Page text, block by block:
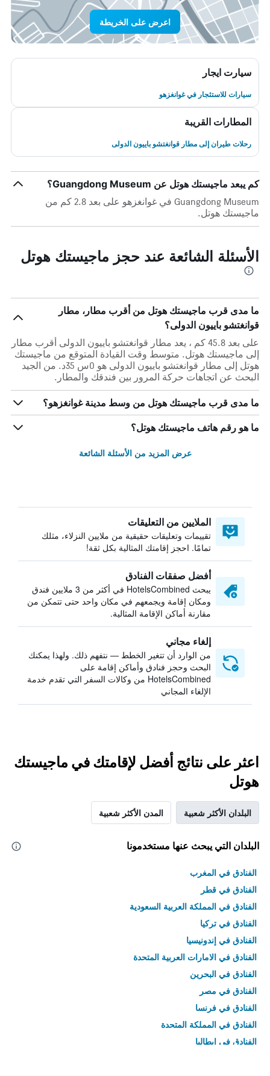
اعرض على الخريطة
سيارت ايجار
سيارات للاستئجار في غوانغزهو
المطارات القريبة
رحلات طيران إلى مطار قوانغتشو باييون الدولى
كم يبعد ماجيستك هوتل عن Guangdong Museum؟
Guangdong Museum في غوانغزهو على بعد 2.8 كم من
ماجيستك هوتل.
الأسئلة الشائعة عند حجز ماجيستك هوتل
ما مدى قرب ماجيستك هوتل من أقرب مطار، مطار
قوانغتشو باييون الدولى؟
على بعد 45.8 كم ، يعد مطار قوانغتشو باييون الدولى أقرب مطار
إلى ماجيستك هوتل. متوسط وقت القيادة المتوقع من ماجيستك
هوتل إلى مطار قوانغتشو باييون الدولى هو 0س 35د. من الجيد
البحث عن اتجاهات حركة المرور بين فندقك والمطار.
ما مدى قرب ماجيستك هوتل من وسط مدينة غوانغزهو؟
ما هو رقم هاتف ماجيستك هوتل؟
عرض المزيد من الأسئلة الشائعة
الملايين من التعليقات
تقييمات وتعليقات حقيقية من ملايين النزلاء، مثلك
تمامًا. احجز إقامتك المثالية بكل ثقة!
أفضل صفقات الفنادق
يبحث HotelsCombined في أكثر من 3 ملايين فندق
ومكان إقامة ويجمعهم في مكان واحد حتى تتمكن من
مقارنة أماكن الإقامة المثالية.
إلغاء مجاني
من الوارد أن تتغير الخطط — نتفهم ذلك. ولهذا يمكنك
البحث وحجز فنادق وأماكن إقامة على
HotelsCombined من وكالات السفر التي تقدم خدمة
الإلغاء المجاني
اعثر على نتائج أفضل لإقامتك في ماجيستك
هوتل
البلدان الأكثر شعبية المدن الأكثر شعبية
البلدان التي يبحث عنها مستخدمونا
الفنادق في المغرب
الفنادق في قطر
الفنادق في المملكة العربية السعودية
الفنادق في تركيا
الفنادق في إندونيسيا
الفنادق في الامارات العربية المتحدة
الفنادق في البحرين
الفنادق في مصر
الفنادق في فرنسا
الفنادق في المملكة المتحدة
الفنادق في إيطاليا